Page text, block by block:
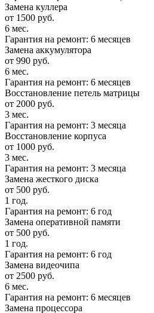
Замена куллера
от 1500 руб.
6 мес.
Гарантия на ремонт: 6 месяцев
Замена аккумулятора
от 990 руб.
6 мес.
Гарантия на ремонт: 6 месяцев
Восстановление петель матрицы
от 2000 руб.
3 мес.
Гарантия на ремонт: 3 месяца
Восстановление корпуса
от 1000 руб.
3 мес.
Гарантия на ремонт: 3 месяца
Замена жесткого диска
от 500 руб.
1 год.
Гарантия на ремонт: 6 год
Замена оперативной памяти
от 500 руб.
1 год.
Гарантия на ремонт: 6 год
Замена видеочипа
от 2500 руб.
6 мес.
Гарантия на ремонт: 6 месяцев
Замена процессора